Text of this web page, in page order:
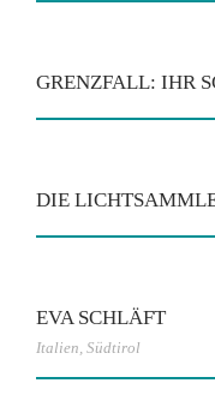
GRENZFALL: IHR
DIE
EVA SCHLÄFT
Italien, Südtirol